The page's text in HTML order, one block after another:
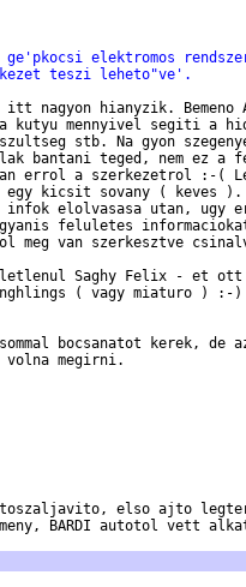
elektromos
teszi leheto"ve'.
nagyon hianyzik. Bemeno
a kutyu mennyivel segiti a
stb. Na gyon
bantani teged, nem ez a
errol a szerkezetrol :-(
kicsit sovany ( keves ).
elolvasasa utan, ugy
feluletes
meg van szerkesztve
Saghy Felix - et ott
( vagy miaturo ) :-
bocsanatot kerek, de
volna megirni.
BARDI autotol vett